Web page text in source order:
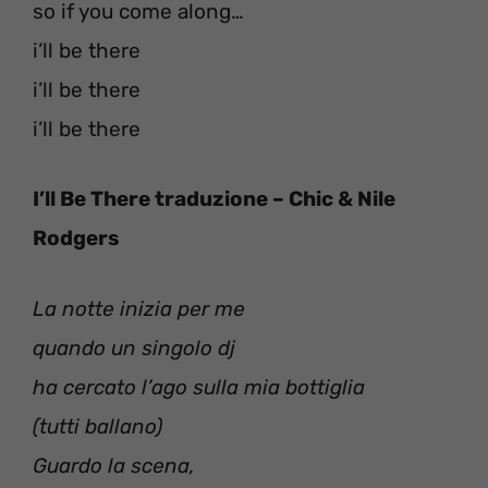
so if you come along…
i’ll be there
i’ll be there
i’ll be there
I’ll Be There traduzione – Chic & Nile
Rodgers
La notte inizia per me
quando un singolo dj
ha cercato l’ago sulla mia bottiglia
(tutti ballano)
Guardo la scena,